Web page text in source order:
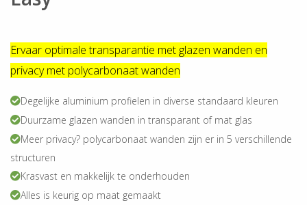
Ervaar optimale transparantie met glazen wanden en
privacy met polycarbonaat wanden
Degelijke aluminium profielen in diverse standaard kleuren
Duurzame glazen wanden in transparant of mat glas
Meer privacy? polycarbonaat wanden zijn er in 5 verschillende
structuren
Krasvast en makkelijk te onderhouden
Alles is keurig op maat gemaakt